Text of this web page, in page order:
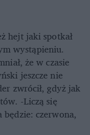
hejt jaki spotkał
wystąpieniu.
że w czasie
jeszcze nie
zwrócił, gdyż jak
-Liczą się
będzie: czerwona,